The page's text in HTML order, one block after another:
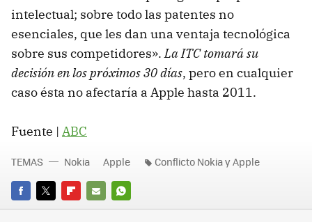
intelectual; sobre todo las patentes no
esenciales, que les dan una ventaja tecnológica
sobre sus competidores». La ITC tomará su
decisión en los próximos 30 días, pero en cualquier
caso ésta no afectaría a Apple hasta 2011.
Fuente | ABC
FACEBOOK
TWITTERFLIPBOARD
E-
WHATSAPP
TEMAS Nokia Apple Conflicto Nokia y Apple